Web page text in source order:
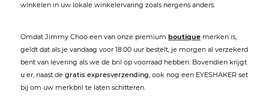
winkelen in uw lokale winkelervaring zoals nergens anders.
Omdat Jimmy Choo een van onze premium boutique merken is,
geldt dat als je vandaag voor 18.00 uur bestelt, je morgen al verzekerd
bent van levering als we de bril op voorraad hebben. Bovendien krijgt
u er, naast de gratis expresverzending, ook nog een EYESHAKER set
bij om uw merkbril te laten schitteren.